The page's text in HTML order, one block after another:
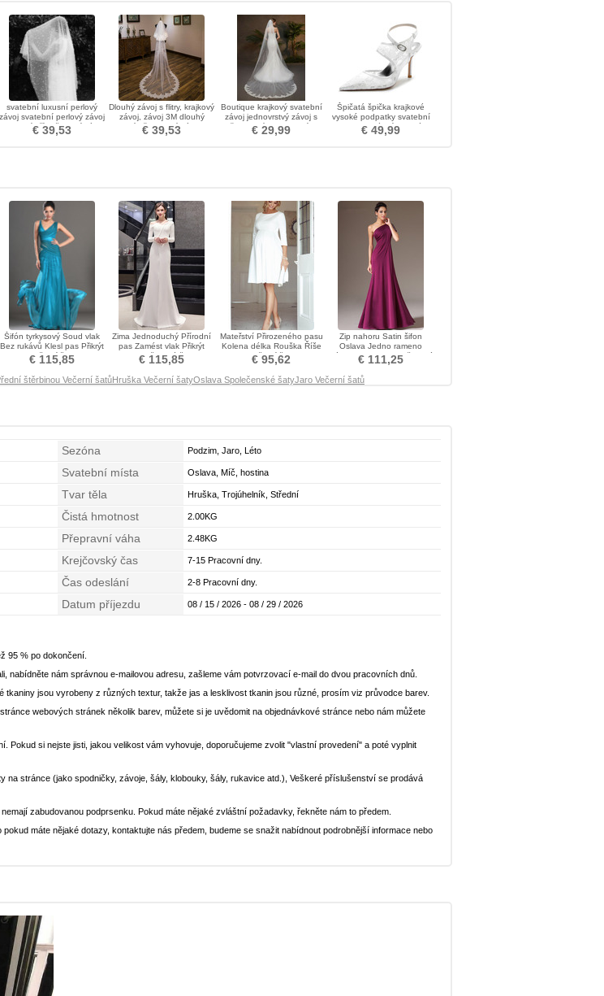
svatební luxusní perlový
závoj svatební perlový závoj
svatební příslušenství závoj
€ 39,53
Dlouhý závoj s flitry, krajkový
závoj, závoj 3M dlouhý
kovový hřebenový závoj na
vlasy
€ 39,53
Boutique krajkový svatební
závoj jednovrstvý závoj s
hřebenovými svatebními
doplňky
€ 29,99
Špičatá špička krajkové
vysoké podpatky svatební
hostina módní vysoké
podpatky
€ 49,99
Šifón tyrkysový Soud vlak
Bez rukávů Klesl pas Přikrýt
Večerní šaty
€ 115,85
Zima Jednoduchý Přírodní
pas Zamést vlak Přikrýt
Společenské šaty
€ 115,85
Mateřství Přirozeného pasu
Kolena délka Rouška Říše
Večerní šaty
€ 95,62
Zip nahoru Satin šifon
Oslava Jedno rameno
Délka podlahy Společenské
šaty
€ 111,25
štěrbinou Večerní šatůHruška Večerní šatyOslava Společenské šatyJaro Večerní šatů
Sezóna Podzim, Jaro, Léto
Svatební místa Oslava, Míč, hostina
Tvar těla Hruška, Trojúhelník, Střední
Čistá hmotnost 2.00KG
Přepravní váha 2.48KG
Krejčovský čas 7-15 Pracovní dny.
Čas odeslání 2-8 Pracovní dny.
Datum příjezdu 08 / 15 / 2026 - 08 / 29 / 2026
95 % po dokončení.
nabídněte nám správnou e-mailovou adresu, zašleme vám potvrzovací e-mail do dvou pracovních dnů.
jsou vyrobeny z různých textur, takže jas a lesklivost tkanin jsou různé, prosím viz průvodce barev.
webových stránek několik barev, můžete si je uvědomit na objednávkové stránce nebo nám můžete
si nejste jisti, jakou velikost vám vyhovuje, doporučujeme zvolit "vlastní provedení" a poté vyplnit
stránce (jako spodničky, závoje, šály, klobouky, šály, rukavice atd.), Veškeré příslušenství se prodává
zabudovanou podprsenku. Pokud máte nějaké zvláštní požadavky, řekněte nám to předem.
máte nějaké dotazy, kontaktujte nás předem, budeme se snažit nabídnout podrobnější informace nebo